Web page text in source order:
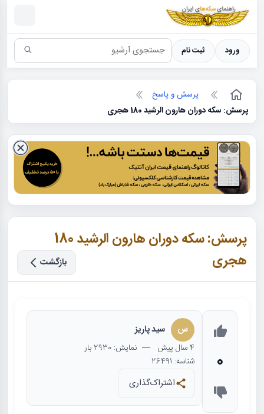
سکه ها ؛ راهنمای سکه شناسی
ورود ثبت نام
پرسش و پاسخ
پرسش: سكه دوران هارون الرشید 180 هجری
پرسش: سكه دوران هارون الرشید 180
هجری
بازگشت
0
س سيد پاريز
4 سال پیش — نمایش: 2930 بار
شناسه: 26491
اشتراک‌گذاری